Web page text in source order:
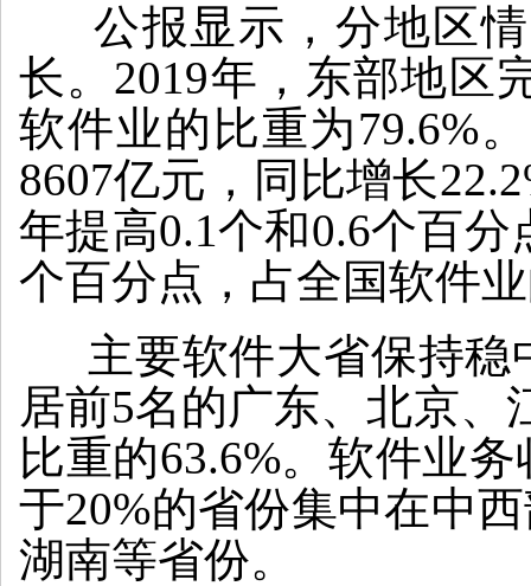
公报显示，分地区情
长。2019年，东部地区
软件业的比重为79.6%
8607亿元，同比增长
年提高0.1个和0.6个百
个百分点，占全国软件
主要软件大省保持稳
居前5名的广东、北京、
比重的63.6%。软件业
于20%的省份集中在中
湖南等省份。